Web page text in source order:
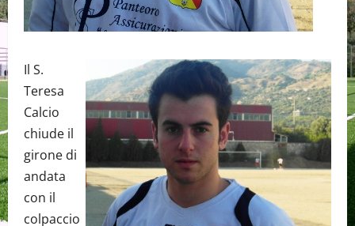
Il S.
Teresa
Calcio
chiude il
girone di
andata
con il
colpaccio